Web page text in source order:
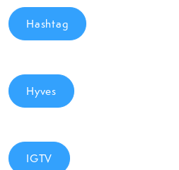
Hashtag
Hyves
IGTV